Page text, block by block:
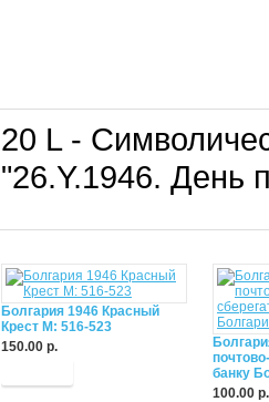
20 L -
"26.Y.1946. День
Болгария 1946 Красный
Крест М: 516-523
150.00 р.
банку
100.00 р.